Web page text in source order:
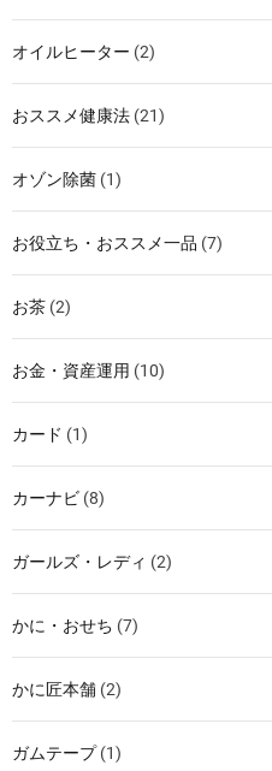
オイルヒーター (2)
おススメ健康法 (21)
オゾン除菌 (1)
お役立ち・おススメ一品 (7)
お茶 (2)
お金・資産運用 (10)
カード (1)
カーナビ (8)
ガールズ・レディ (2)
かに・おせち (7)
かに匠本舗 (2)
ガムテープ(1)